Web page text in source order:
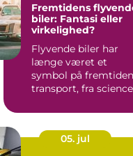
Fremtidens
biler: Fantasi eller
virkelighed?
Flyvende biler har
længe været et
symbol på
transport, fra science
05. jul